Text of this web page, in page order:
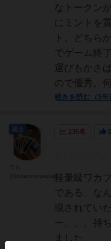
なトークン
にミントを
ト。どちら
でゲーム終
運びもかさ
ので優秀。
続きを読む（5年
235名
軽量級ワカ
である、な
現されてい
ー、、、持
ました。